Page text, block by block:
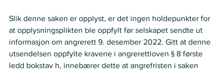
Slik denne saken er opplyst, er det ingen holdepunkter for
at opplysningsplikten ble oppfylt før selskapet sendte ut
informasjon om angrerett 9. desember 2022. Gitt at denne
utsendelsen oppfylte kravene i angrerettloven § 8 første
ledd bokstav h, innebærer dette at angrefristen i saken